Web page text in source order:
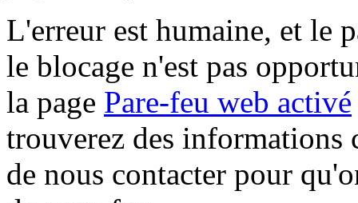
L'erreur est humaine, et le
le blocage n'est pas
la page Pare-feu web activé
trouverez des informations
de nous contacter pour